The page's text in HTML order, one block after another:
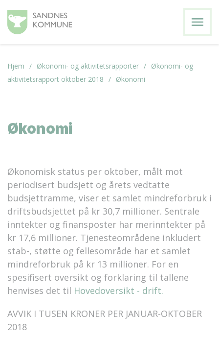
menu
Hjem Økonomi- og aktivitetsrapporter
Økonomi- og
aktivitetsrapport oktober 2018
Økonomi
Økonomi
Økonomisk status per oktober, målt mot
periodisert budsjett og årets vedtatte
budsjettramme, viser et samlet mindreforbruk i
driftsbudsjettet på kr 30,7 millioner. Sentrale
inntekter og finansposter har merinntekter på
kr 17,6 millioner. Tjenesteområdene inkludert
stab-, støtte og fellesområde har et samlet
mindreforbruk på kr 13 millioner. For en
spesifisert oversikt og forklaring til tallene
henvises det til Hovedoversikt - drift.
AVVIK I TUSEN KRONER PER JANUAR-OKTOBER
2018